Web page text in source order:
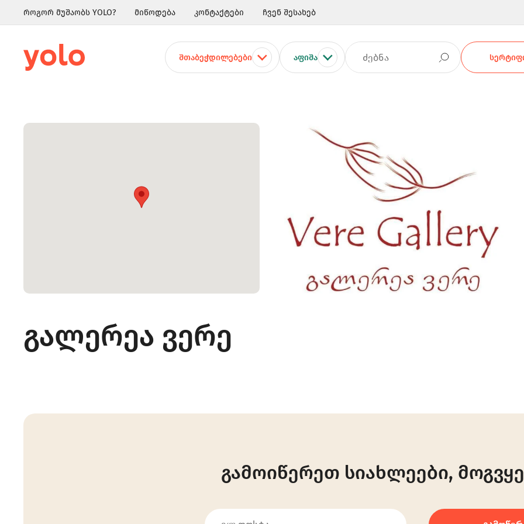
როგორ მუშაობს YOLO? მიწოდება კონტაქტები ჩვენ შესახებ
ᲨᲗᲐᲑᲔᲭᲓᲘᲚᲔᲑᲔᲑᲘ ᲐᲤᲘᲨᲐ
გალერეა ვერე
გამოიწერეთ სიახლეები,